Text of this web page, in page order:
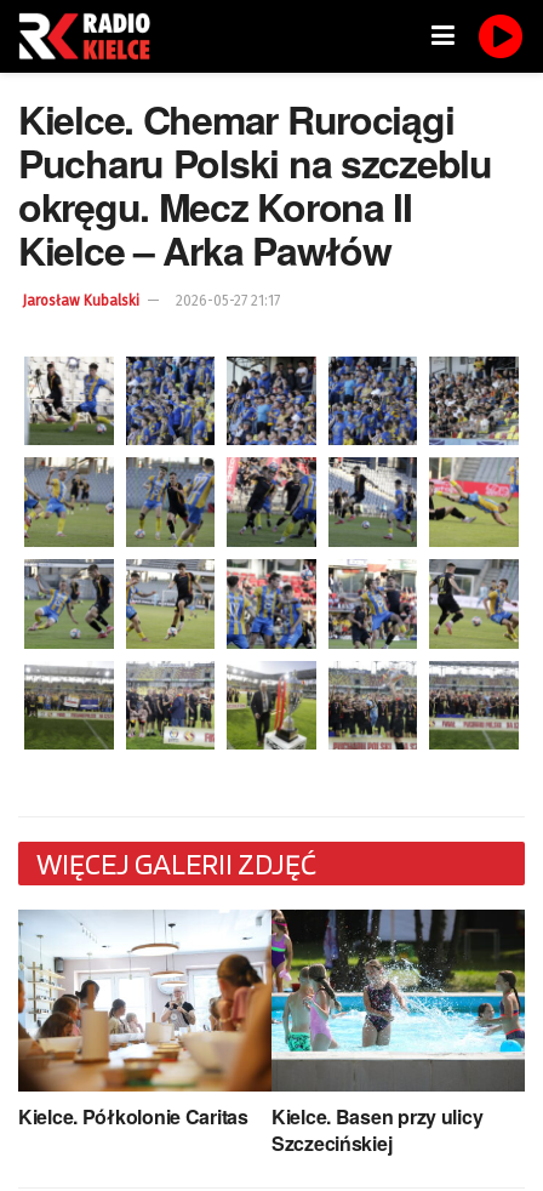
Kielce. Chemar Rurociągi
Pucharu Polski na szczeblu
okręgu. Mecz Korona II
Kielce – Arka Pawłów
Jarosław Kubalski 2026-05-27 21:17
WIĘCEJ GALERII ZDJĘĆ
Kielce. Półkolonie Caritas
Kielce. Basen przy ulicy
Szczecińskiej